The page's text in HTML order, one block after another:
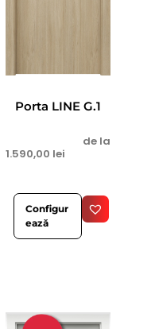
Porta LINE G.1
de la
1.590,00 lei
Configur
ează